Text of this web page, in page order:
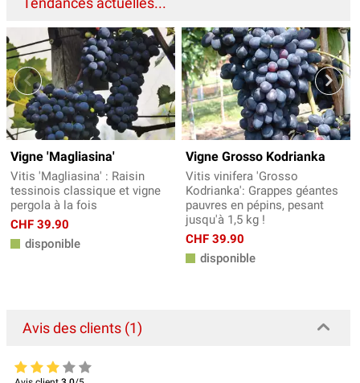
Vigne 'Magliasina'
Vitis 'Magliasina' : Raisin
tessinois classique et vigne
pergola à la fois
CHF 39.90
disponible
Vigne Grosso Kodrianka
Vitis vinifera 'Grosso
Kodrianka': Grappes géantes
pauvres en pépins, pesant
jusqu'à 1,5 kg !
CHF 39.90
disponible
Avis des clients (1)